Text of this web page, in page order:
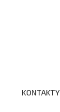
KONTAKTY